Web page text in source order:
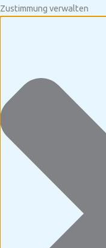
Zustimmung verwalten